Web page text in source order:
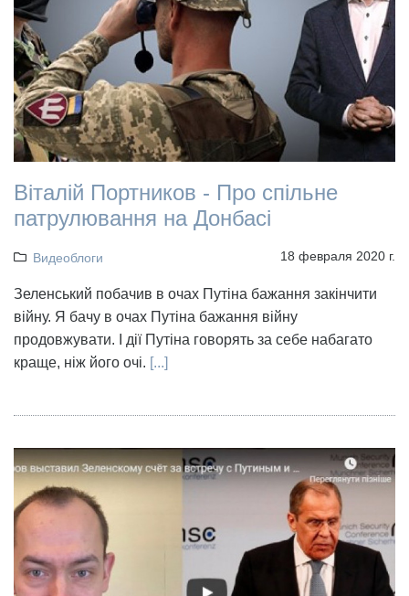
Віталій Портников - Про спільне
патрулювання на Донбасі
Видеоблоги 18 февраля 2020 г.
Зеленський побачив в очах Путіна бажання закінчити
війну. Я бачу в очах Путіна бажання війну
продовжувати. І дії Путіна говорять за себе набагато
краще, ніж його очі. [...]